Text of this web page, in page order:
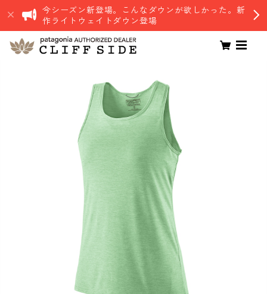
今シーズン新登場。こんなダウンが欲しかった。新
作ライトウェイトダウン登場